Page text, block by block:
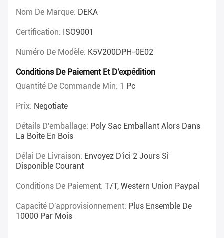
Nom De Marque: DEKA
Certification: ISO9001
Numéro De Modèle: K5V200DPH-0E02
Conditions De Paiement Et D'expédition
Quantité De Commande Min: 1 Pc
Prix: Negotiate
Détails D'emballage: Poly Sac Emballant Alors Dans
La Boîte En Bois
Délai De Livraison: Envoyez D'ici 2 Jours Si
Disponible Courant
Conditions De Paiement: T/T, Western Union Paypal
Capacité D'approvisionnement: Plus Ensemble De
10000 Par Mois